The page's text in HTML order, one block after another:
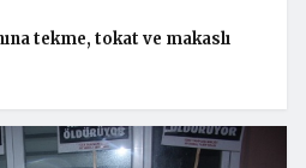
tekme, tokat ve makaslı